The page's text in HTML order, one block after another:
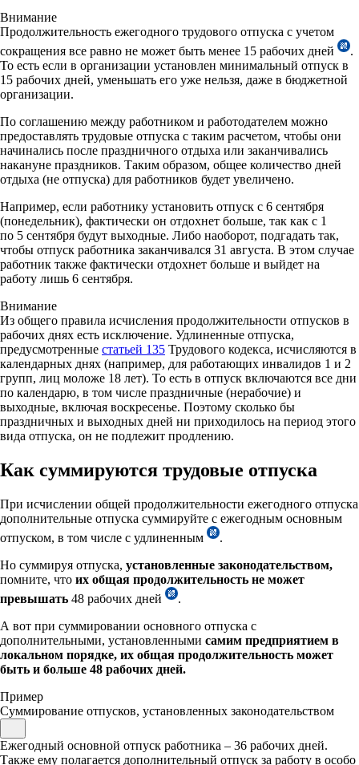
Внимание
Продолжительность ежегодного трудового отпуска с учетом
сокращения все равно не может быть менее 15 рабочих дней
.
То есть если в организации установлен минимальный отпуск в
15 рабочих дней, уменьшать его уже нельзя, даже в бюджетной
организации.
По соглашению между работником и работодателем можно
предоставлять трудовые отпуска с таким расчетом, чтобы они
начинались после праздничного отдыха или заканчивались
накануне праздников. Таким образом, общее количество дней
отдыха (не отпуска) для работников будет увеличено.
Например, если работнику установить отпуск с 6 сентября
(понедельник), фактически он отдохнет больше, так как с 1
по 5 сентября будут выходные. Либо наоборот, подгадать так,
чтобы отпуск работника заканчивался 31 августа. В этом случае
работник также фактически отдохнет больше и выйдет на
работу лишь 6 сентября.
Внимание
Из общего правила исчисления продолжительности отпусков в
рабочих днях есть исключение. Удлиненные отпуска,
предусмотренные статьей 135 Трудового кодекса, исчисляются в
календарных днях (например, для работающих инвалидов 1 и 2
групп, лиц моложе 18 лет). То есть в отпуск включаются все дни
по календарю, в том числе праздничные (нерабочие) и
выходные, включая воскресенье. Поэтому сколько бы
праздничных и выходных дней ни приходилось на период этого
вида отпуска, он не подлежит продлению.
Как суммируются трудовые отпуска
При исчислении общей продолжительности ежегодного отпуска
дополнительные отпуска суммируйте с ежегодным основным
отпуском, в том числе с удлиненным
.
Но суммируя отпуска, установленные законодательством,
помните, что их общая продолжительность не может
превышать 48 рабочих дней
.
А вот при суммировании основного отпуска с
дополнительными, установленными самим предприятием в
локальном порядке, их общая продолжительность может
быть и больше 48 рабочих дней.
Пример
Суммирование отпусков, установленных законодательством
Ежегодный основной отпуск работника – 36 рабочих дней.
Также ему полагается дополнительный отпуск за работу в особо